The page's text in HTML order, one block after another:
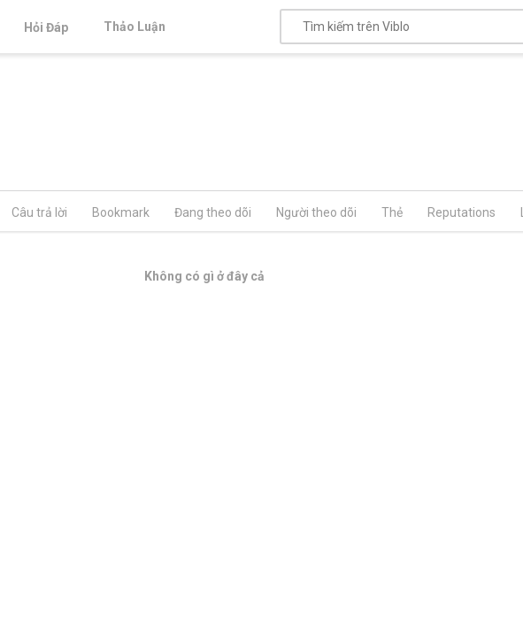
Hỏi Đáp Thảo Luận
Câu trả lời Bookmark Đang theo dõi Người theo dõi Thẻ Reputations
Không có gì ở đây cả